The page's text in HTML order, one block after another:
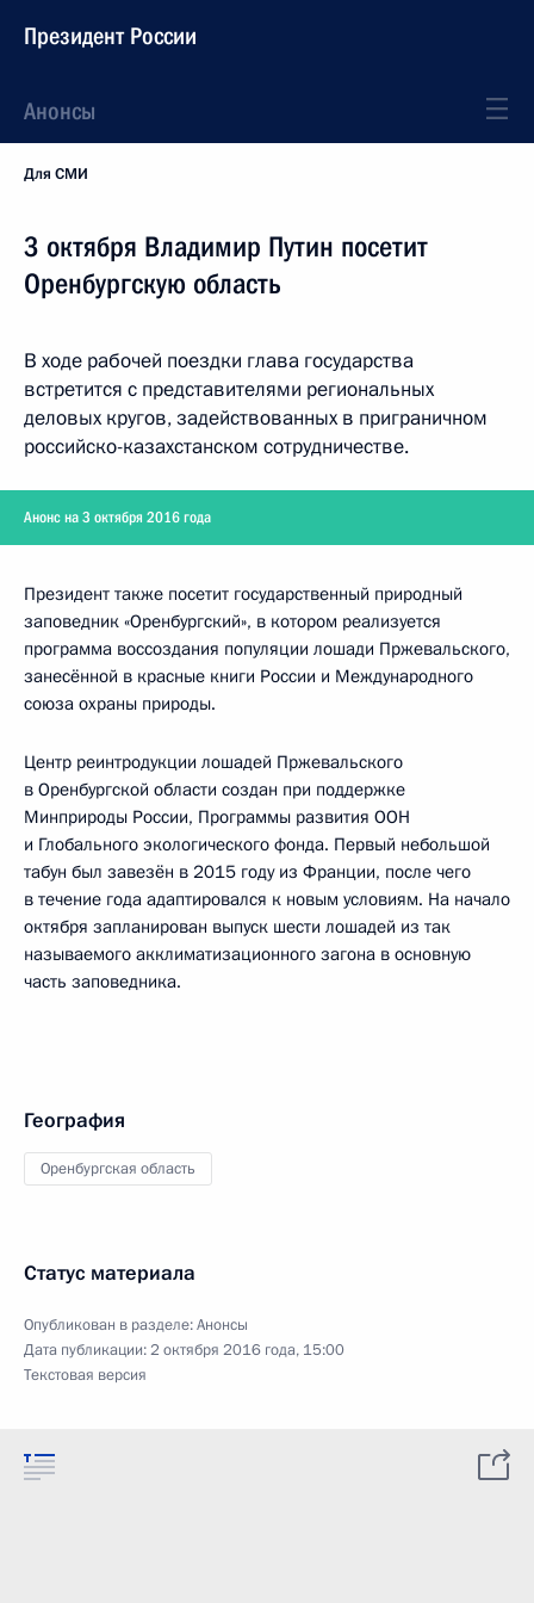
Президент России
Анонсы
Для СМИ
3 октября Владимир Путин посетит
Оренбургскую область
В ходе рабочей поездки глава государства
встретится с представителями региональных
деловых кругов, задействованных в приграничном
российско-казахстанском сотрудничестве.
Анонс на 3 октября 2016 года
Президент также посетит государственный природный
заповедник «Оренбургский», в котором реализуется
программа воссоздания популяции лошади Пржевальского,
занесённой в красные книги России и Международного
союза охраны природы.
Центр реинтродукции лошадей Пржевальского
в Оренбургской области создан при поддержке
Минприроды России, Программы развития ООН
и Глобального экологического фонда. Первый небольшой
табун был завезён в 2015 году из Франции, после чего
в течение года адаптировался к новым условиям. На начало
октября запланирован выпуск шести лошадей из так
называемого акклиматизационного загона в основную
часть заповедника.
География
Оренбургская область
Статус материала
Опубликован в разделе:Анонсы
Дата публикации:2 октября 2016 года, 15:00
Текстовая версия